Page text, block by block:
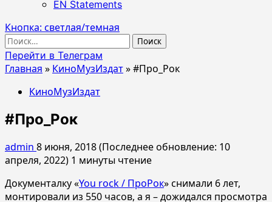
EN Statements
Кнопка: светлая/темная
Найти:
Перейти в Телеграм
Главная » КиноМузИздат»#Про_Рок
КиноМузИздат
#Про_Рок
admin 8 июня, 2018 (Последнее обновление: 10
апреля, 2022) 1 минуты чтение
Документалку «You rock / ПроРок» снимали 6 лет,
монтировали из 550 часов, а я – дожидался просмотра